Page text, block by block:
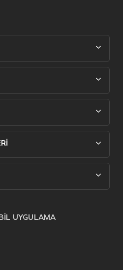
UYGULAMA